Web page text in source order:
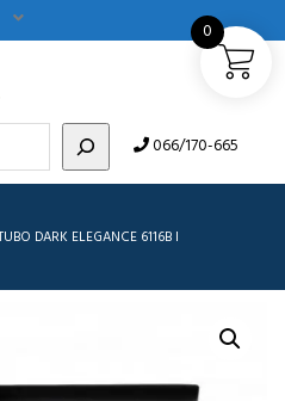
066/170-665
DARK ELEGANCE 6116B I
0